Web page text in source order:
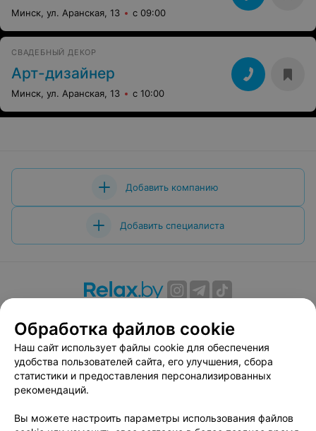
Минск, ул. Аранская, 13 с 09:00
СВАДЕБНЫЙ ДЕКОР
Арт-дизайнер
Минск, ул. Аранская, 13 с 10:00
Добавить компанию
Добавить специалиста
Вакансии
Публичный договор
Способы оплаты
Публичный договор по использованию сервиса
«Афиша»
Пользовательское соглашение
Связаться по вопросам сотрудничества
Обработка файлов cookie
Наш сайт использует файлы cookie для обеспечения
удобства пользователей сайта, его улучшения, сбора
статистики и предоставления персонализированных
рекомендаций.
Вы можете настроить параметры использования файлов